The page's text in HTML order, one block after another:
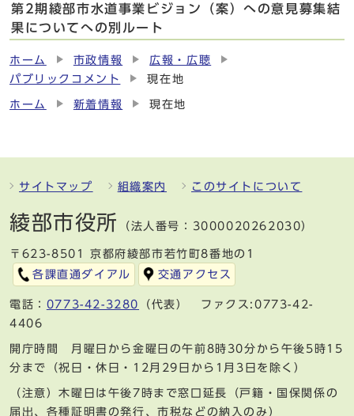
第2期綾部市水道事業ビジョン（案）への意見募集結
果についてへの別ルート
ホーム 市政情報
広報・広聴
パブリックコメント
現在地
ホーム 新着情報 現在地
サイトマップ 組織案内 このサイトについて
綾部市役所 （法人番号：3000020262030）
〒623-8501 京都府綾部市若竹町8番地の1
各課直通ダイアル
交通アクセス
電話： 0773-42-3280
（代表） ファクス:0773-42-
4406
開庁時間 月曜日から金曜日の午前8時30分から午後5時15
分まで（祝日・休日・12月29日から1月3日を除く）
（注意）木曜日は午後7時まで窓口延長（戸籍・国保関係の
届出、各種証明書の発行、市税などの納入のみ）